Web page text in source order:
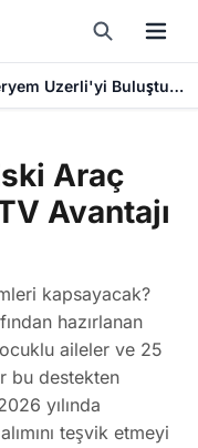
Halit Ergenç ve Meryem Uzerli'yi Buluşturan İmroz'da Bahar'ın Ön Afişi Yayımlandı
Araç
Avantajı
kapsayacak?
hazırlanan
aileler ve 25
bu destekten
yılında
teşvik etmeyi